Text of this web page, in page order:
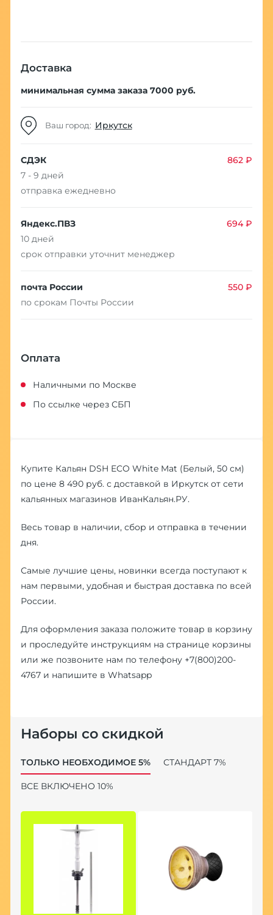
Доставка
минимальная сумма заказа 7000 руб.
Ваш город: Иркутск
СДЭК
862 ₽
7 - 9 дней
отправка ежедневно
Яндекс.ПВЗ
694 ₽
10 дней
срок отправки уточнит менеджер
почта России
550 ₽
по срокам Почты России
Оплата
Наличными по Москве
По ссылке через СБП
Купите Кальян DSH ECO White Mat (Белый, 50 см)
по цене 8 490 руб. с доставкой в Иркутск от сети
кальянных магазинов ИванКальян.РУ.
Весь товар в наличии, сбор и отправка в течении
дня.
Самые лучшие цены, новинки всегда поступают к
нам первыми, удобная и быстрая доставка по всей
России.
Для оформления заказа положите товар в корзину
и проследуйте инструкциям на странице корзины
или же позвоните нам по телефону +7(800)200-
4767и напишите в Whatsapp
Наборы со скидкой
ТОЛЬКО НЕОБХОДИМОЕ 5% СТАНДАРТ 7%
ВСЕ ВКЛЮЧЕНО 10%